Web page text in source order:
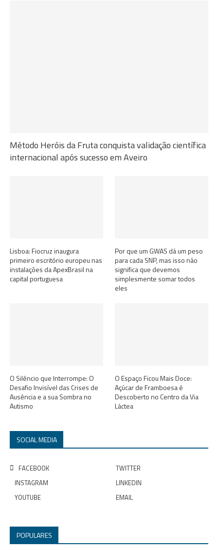
Método Heróis da Fruta conquista validação científica
internacional após sucesso em Aveiro
Lisboa: Fiocruz inaugura
primeiro escritório europeu nas
instalações da ApexBrasil na
capital portuguesa
Por que um GWAS dá um peso
para cada SNP, mas isso não
significa que devemos
simplesmente somar todos
eles
O Silêncio que Interrompe: O
Desafio Invisível das Crises de
Ausência e a sua Sombra no
Autismo
O Espaço Ficou Mais Doce:
Açúcar de Framboesa é
Descoberto no Centro da Via
Láctea
SOCIAL MEDIA
FACEBOOK
TWITTER
INSTAGRAM
LINKEDIN
YOUTUBE
EMAIL
POPULARES